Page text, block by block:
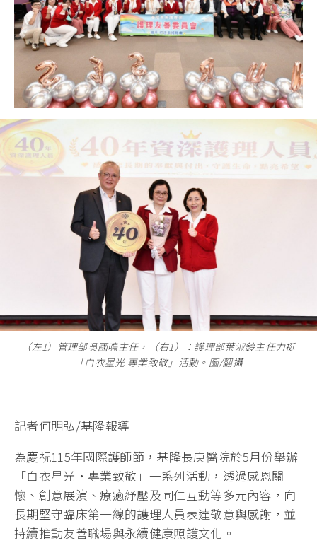
（左1）管理部吳國鳴主任，（右1）：護理部葉淑鈴主任力挺
「白衣星光 專業致敬」活動。圖/翻攝
記者何明弘/基隆報導
為慶祝115年國際護師節，基隆長庚醫院於5月份舉辦
「白衣星光・專業致敬」一系列活動，透過感恩關
懷、創意展演、療癒紓壓及同仁互動等多元內容，向
長期堅守臨床第一線的護理人員表達敬意與感謝，並
持續推動友善職場與永續健康照護文化。